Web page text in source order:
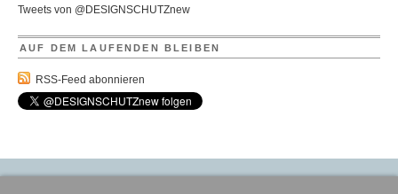
Tweets von @DESIGNSCHUTZnew
AUF DEM LAUFENDEN BLEIBEN
RSS-Feed abonnieren